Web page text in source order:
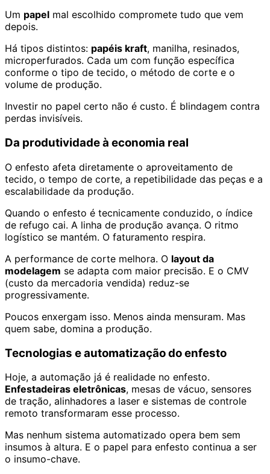
Um papel mal escolhido compromete tudo que vem
depois.
Há tipos distintos: papéis kraft, manilha, resinados,
microperfurados. Cada um com função específica
conforme o tipo de tecido, o método de corte e o
volume de produção.
Investir no papel certo não é custo. É blindagem contra
perdas invisíveis.
Da produtividade à economia real
O enfesto afeta diretamente o aproveitamento de
tecido, o tempo de corte, a repetibilidade das peças e a
escalabilidade da produção.
Quando o enfesto é tecnicamente conduzido, o índice
de refugo cai. A linha de produção avança. O ritmo
logístico se mantém. O faturamento respira.
A performance de corte melhora. O layout da
modelagem se adapta com maior precisão. E o CMV
(custo da mercadoria vendida) reduz-se
progressivamente.
Poucos enxergam isso. Menos ainda mensuram. Mas
quem sabe, domina a produção.
Tecnologias e automatização do enfesto
Hoje, a automação já é realidade no enfesto.
Enfestadeiras eletrônicas, mesas de vácuo, sensores
de tração, alinhadores a laser e sistemas de controle
remoto transformaram esse processo.
Mas nenhum sistema automatizado opera bem sem
insumos à altura. E o papel para enfesto continua a ser
o insumo-chave.